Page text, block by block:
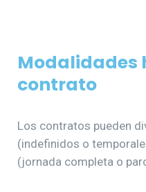
Modalidades
contrato
Los contratos pueden
(indefinidos o
(jornada completa o